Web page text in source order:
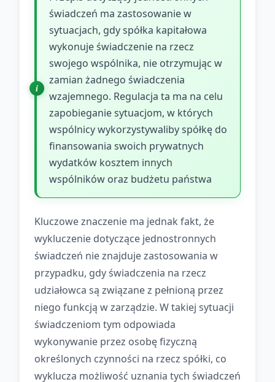
świadczeń ma zastosowanie w
sytuacjach, gdy spółka kapitałowa
wykonuje świadczenie na rzecz
swojego wspólnika, nie otrzymując w
zamian żadnego świadczenia
wzajemnego. Regulacja ta ma na celu
zapobieganie sytuacjom, w których
wspólnicy wykorzystywaliby spółkę do
finansowania swoich prywatnych
wydatków kosztem innych
wspólników oraz budżetu państwa
Kluczowe znaczenie ma jednak fakt, że
wykluczenie dotyczące jednostronnych
świadczeń nie znajduje zastosowania w
przypadku, gdy świadczenia na rzecz
udziałowca są związane z pełnioną przez
niego funkcją w zarządzie. W takiej sytuacji
świadczeniom tym odpowiada
wykonywanie przez osobę fizyczną
określonych czynności na rzecz spółki, co
wyklucza możliwość uznania tych świadczeń